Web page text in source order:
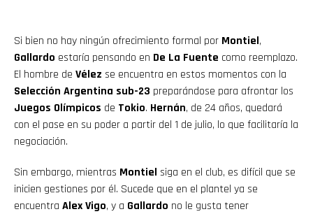
Si bien no hay ningún ofrecimiento formal por Montiel,
Gallardo estaría pensando en De La Fuente como reemplazo.
El hombre de Vélez se encuentra en estos momentos con la
Selección Argentina sub-23 preparándose para afrontar los
Juegos Olímpicos de Tokio. Hernán, de 24 años, quedará
con el pase en su poder a partir del 1 de julio, lo que facilitaría la
negociación.
Sin embargo, mientras Montiel siga en el club, es difícil que se
inicien gestiones por él. Sucede que en el plantel ya se
encuentra Alex Vigo, y a Gallardo no le gusta tener